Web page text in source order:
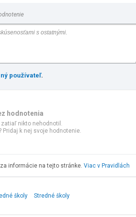
používateľ.
hodnotenia
zatiaľ nikto nehodnotil.
Pridaj k nej svoje hodnotenie.
informácie na tejto stránke. Viac v Pravidlách
školy Stredné školy